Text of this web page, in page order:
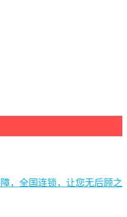
，全国连锁，让您无后顾之